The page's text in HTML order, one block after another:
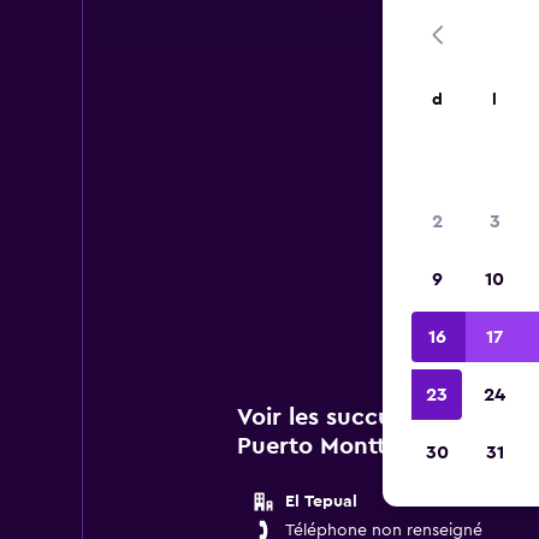
de
Voir les succursales
Puerto Montt (El Tepual)
El Tepual
Téléphone non renseigné
d
2 3
9 10
16 17
23 24
30 31